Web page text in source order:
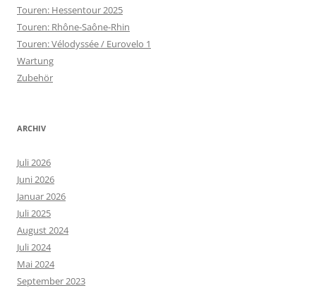
Touren: Hessentour 2025
Touren: Rhône-Saône-Rhin
Touren: Vélodyssée / Eurovelo 1
Wartung
Zubehör
ARCHIV
Juli 2026
Juni 2026
Januar 2026
Juli 2025
August 2024
Juli 2024
Mai 2024
September 2023